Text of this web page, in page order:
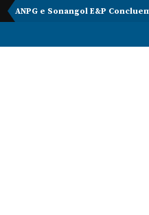
ANPG e Sonangol E&P